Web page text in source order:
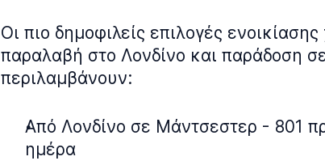
Οι πιο δημοφιλείς επιλογές
παραλαβή στο Λονδίνο και παράδοση
περιλαμβάνουν:
Από Λονδίνο σε Μάντσεστερ - 801
ημέρα